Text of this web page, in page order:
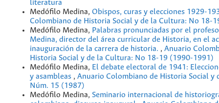
literatura
Medófilo Medina, Obispos, curas y elecciones 1929-
Colombiano de Historia Social y de la Cultura: No 18-
Medófilo Medina, Palabras pronunciadas por el
Medina, director del área curricular de Historia, en el
inauguración de la carrera de historia. , Anuario
Historia Social y de la Cultura: No 18-19 (1990-1991)
Medófilo Medina, El debate electoral de 1941:
y asambleas , Anuario Colombiano de Historia Social y
Núm. 15 (1987)
Medófilo Medina, Seminario internacional de